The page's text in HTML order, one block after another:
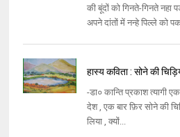
की बूंदों को गिनते-गिनते नहा
अपने दांतों में नन्हे पिल्ले को
हास्य कविता : सोने की
-डा० कान्ति प्रकाश त्यागी
देश , एक बार फ़िर सोने की
लिया , क्यों...